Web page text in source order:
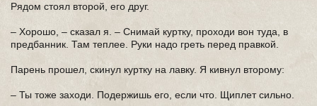
Рядом стоял второй, его друг.
– Хорошо, – сказал я. – Снимай куртку, проходи вон туда, в
предбанник. Там теплее. Руки надо греть перед правкой.
Парень прошел, скинул куртку на лавку. Я кивнул второму:
– Ты тоже заходи. Подержишь его, если что. Щиплет сильно.